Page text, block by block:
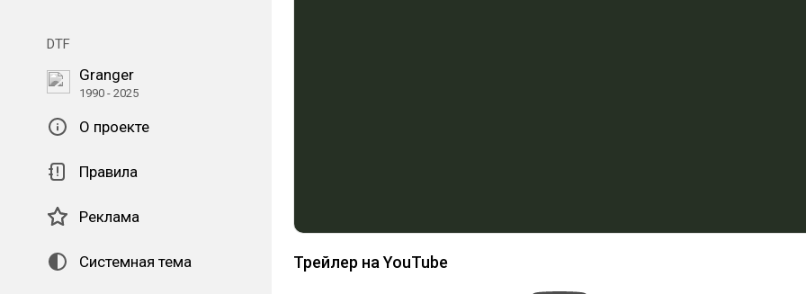
DTF
Granger
1990 - 2025
О проекте
Правила
Реклама
Системная тема Трейлер на YouTube